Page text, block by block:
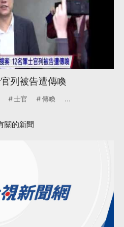
列被告遭傳喚
士官 傳喚 ...
關的新聞